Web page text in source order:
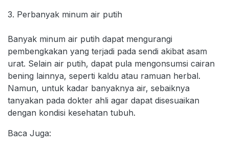
3. Perbanyak minum air putih
Banyak minum air putih dapat mengurangi
pembengkakan yang terjadi pada sendi akibat asam
urat. Selain air putih, dapat pula mengonsumsi cairan
bening lainnya, seperti kaldu atau ramuan herbal.
Namun, untuk kadar banyaknya air, sebaiknya
tanyakan pada dokter ahli agar dapat disesuaikan
dengan kondisi kesehatan tubuh.
Baca Juga: